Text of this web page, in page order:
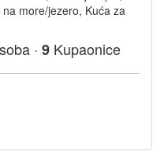
more/jezero, Kuća za
· 9 Kupaonice